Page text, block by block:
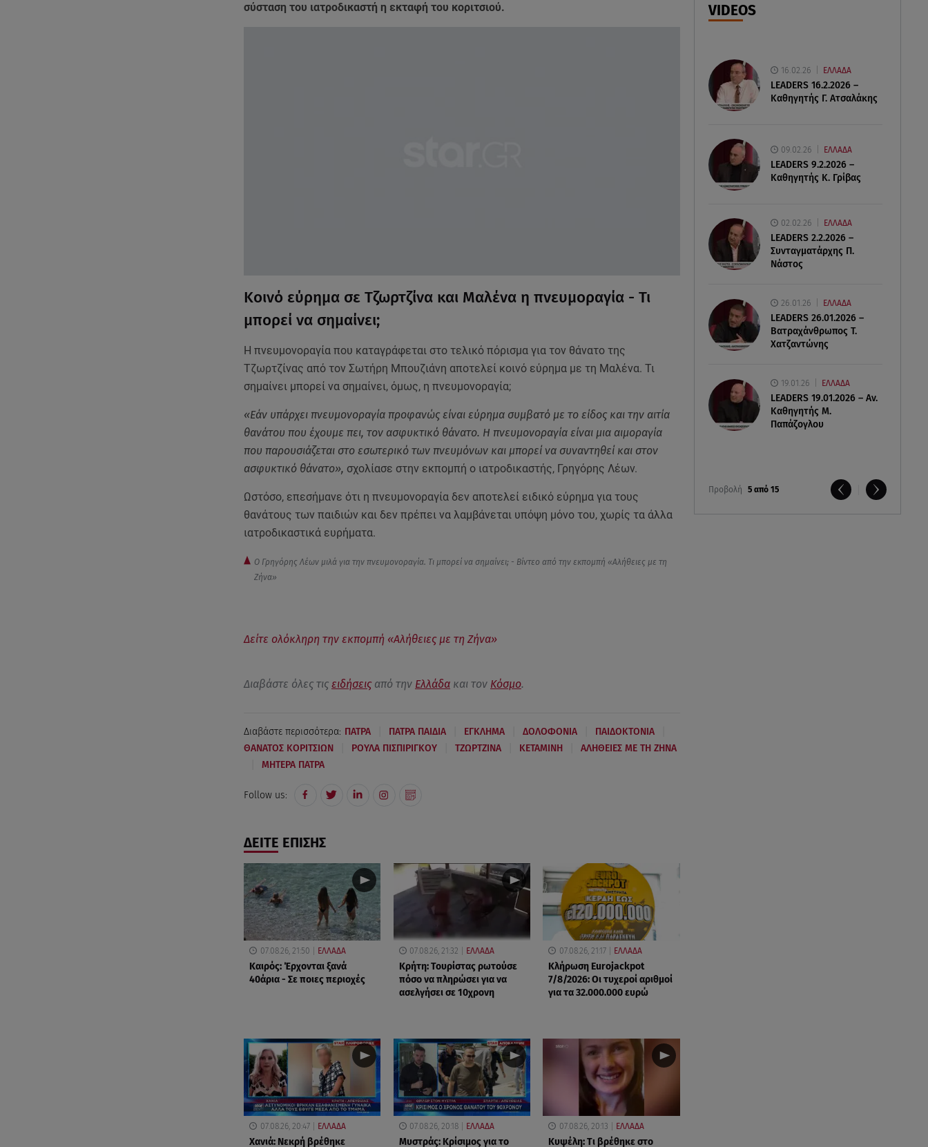
Ανακάλυψε ξανά τη δύναμή
VIDEOS
16.02.26 ΕΛΛΑΔΑ
LEADERS 16.2.2026 –
Καθηγητής Γ. Ατσαλάκης
09.02.26 ΕΛΛΑΔΑ
LEADERS 9.2.2026 –
Καθηγητής Κ. Γρίβας
02.02.26 ΕΛΛΑΔΑ
LEADERS 2.2.2026 –
Συνταγματάρχης Π.
Νάστος
26.01.26 ΕΛΛΑΔΑ
LEADERS 26.01.2026 –
Βατραχάνθρωπος Τ.
Χατζαντώνης
19.01.26 ΕΛΛΑΔΑ
LEADERS 19.01.2026 – Αν.
Καθηγητής Μ.
Παπάζογλου
Προβολή 5 από 15
σύσταση του ιατροδικαστή η εκταφή του κοριτσιού.
Κοινό εύρημα σε Τζωρτζίνα και Μαλένα η πνευμοραγία - Τι
μπορεί να σημαίνει;
Η πνευμονοραγία που καταγράφεται στο τελικό πόρισμα για τον θάνατο της
Τζωρτζίνας από τον Σωτήρη Μπουζιάνη αποτελεί κοινό εύρημα με τη Μαλένα. Τι
σημαίνει μπορεί να σημαίνει, όμως, η πνευμονοραγία;
«Εάν υπάρχει πνευμονοραγία προφανώς είναι εύρημα συμβατό με το είδος και την αιτία
θανάτου που έχουμε πει, τον ασφυκτικό θάνατο. Η πνευμονοραγία είναι μια αιμοραγία
που παρουσιάζεται στο εσωτερικό των πνευμόνων και μπορεί να συναντηθεί και στον
ασφυκτικό θάνατο», σχολίασε στην εκπομπή ο ιατροδικαστής, Γρηγόρης Λέων.
Ωστόσο, επεσήμανε ότι η πνευμονοραγία δεν αποτελεί ειδικό εύρημα για τους
θανάτους των παιδιών και δεν πρέπει να λαμβάνεται υπόψη μόνο του, χωρίς τα άλλα
ιατροδικαστικά ευρήματα.
Ο Γρηγόρης Λέων μιλά για την πνευμονοραγία. Τι μπορεί να σημαίνει; - Βίντεο από την εκπομπή «Αλήθειες με τη
Ζήνα»
Δείτε ολόκληρη την εκπομπή «Αλήθειες με τη Ζήνα»
Διαβάστε όλες τις ειδήσειςαπό την Ελλάδακαι τον Κόσμο.
Διαβάστε περισσότερα: ΠΑΤΡΑ ΠΑΤΡΑ ΠΑΙΔΙΑ ΕΓΚΛΗΜΑ ΔΟΛΟΦΟΝΙΑ ΠΑΙΔΟΚΤΟΝΙΑ
ΘΑΝΑΤΟΣ ΚΟΡΙΤΣΙΩΝ ΡΟΥΛΑ ΠΙΣΠΙΡΙΓΚΟΥ ΤΖΩΡΤΖΙΝΑ ΚΕΤΑΜΙΝΗ ΑΛΗΘΕΙΕΣ ΜΕ ΤΗ ΖΗΝΑ
ΜΗΤΕΡΑ ΠΑΤΡΑ
Follow us:
ΔΕΙΤΕ ΕΠΙΣΗΣ
07.08.26, 21:50 ΕΛΛΑΔΑ
Καιρός: Έρχονται ξανά
40άρια - Σε ποιες περιοχές
07.08.26, 21:32 ΕΛΛΑΔΑ
Κρήτη: Τουρίστας ρωτούσε
πόσο να πληρώσει για να
ασελγήσει σε 10χρονη
07.08.26, 21:17 ΕΛΛΑΔΑ
Κλήρωση Eurojackpot
7/8/2026: Οι τυχεροί αριθμοί
για τα 32.000.000 ευρώ
07.08.26, 20:47 ΕΛΛΑΔΑ
Χανιά: Νεκρή βρέθηκε
07.08.26, 20:18 ΕΛΛΑΔΑ
Μυστράς: Κρίσιμος για το
07.08.26, 20:13 ΕΛΛΑΔΑ
Κυψέλη: Tι βρέθηκε στο